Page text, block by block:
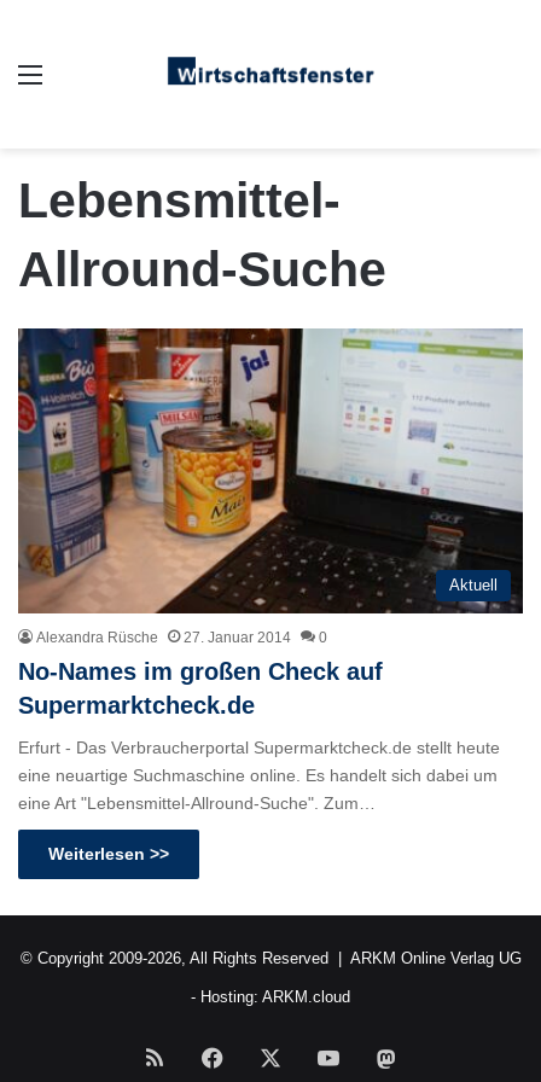
Lebensmittel-
Allround-Suche
Aktuell
Alexandra Rüsche 27. Januar 2014 0
No-Names im großen Check auf
Supermarktcheck.de
Erfurt - Das Verbraucherportal Supermarktcheck.de stellt heute
eine neuartige Suchmaschine online. Es handelt sich dabei um
eine Art "Lebensmittel-Allround-Suche". Zum…
Weiterlesen >>
© Copyright 2009-2026, All Rights Reserved | ARKM Online Verlag UG
- Hosting: ARKM.cloud
RSS Facebook YouTube